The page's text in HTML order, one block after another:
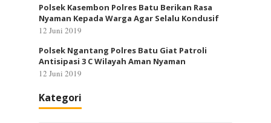
Polsek Kasembon Polres Batu Berikan Rasa
Nyaman Kepada Warga Agar Selalu Kondusif
12 Juni 2019
Polsek Ngantang Polres Batu Giat Patroli
Antisipasi 3 C Wilayah Aman Nyaman
12 Juni 2019
Kategori